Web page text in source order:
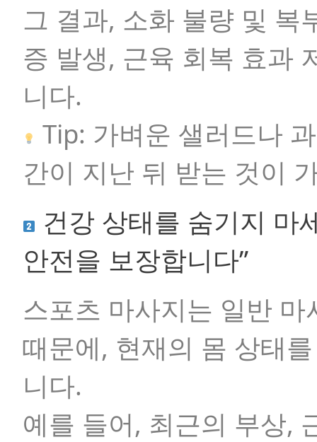
그 결과, 소화 불량 및 복
증 발생, 근육 회복 효과
니다.
Tip: 가벼운 샐러드나
간이 지난 뒤 받는 것이
건강 상태를 숨기지 마
안전을 보장합니다”
스포츠 마사지는 일반
때문에, 현재의 몸 상태
니다.
예를 들어, 최근의 부상,